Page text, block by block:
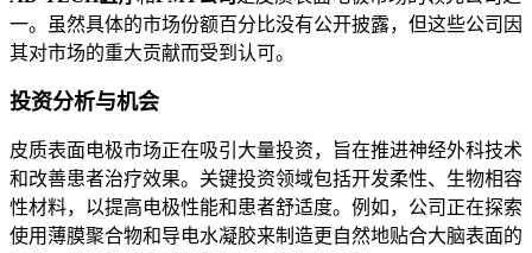
一。虽然具体的市场份额百分比没有公开披露，但这些公司因
其对市场的重大贡献而受到认可。
投资分析与机会
皮质表面电极市场正在吸引大量投资，旨在推进神经外科技术
和改善患者治疗效果。关键投资领域包括开发柔性、生物相容
性材料，以提高电极性能和患者舒适度。例如，公司正在探索
使用薄膜聚合物和导电水凝胶来制造更自然地贴合大脑表面的